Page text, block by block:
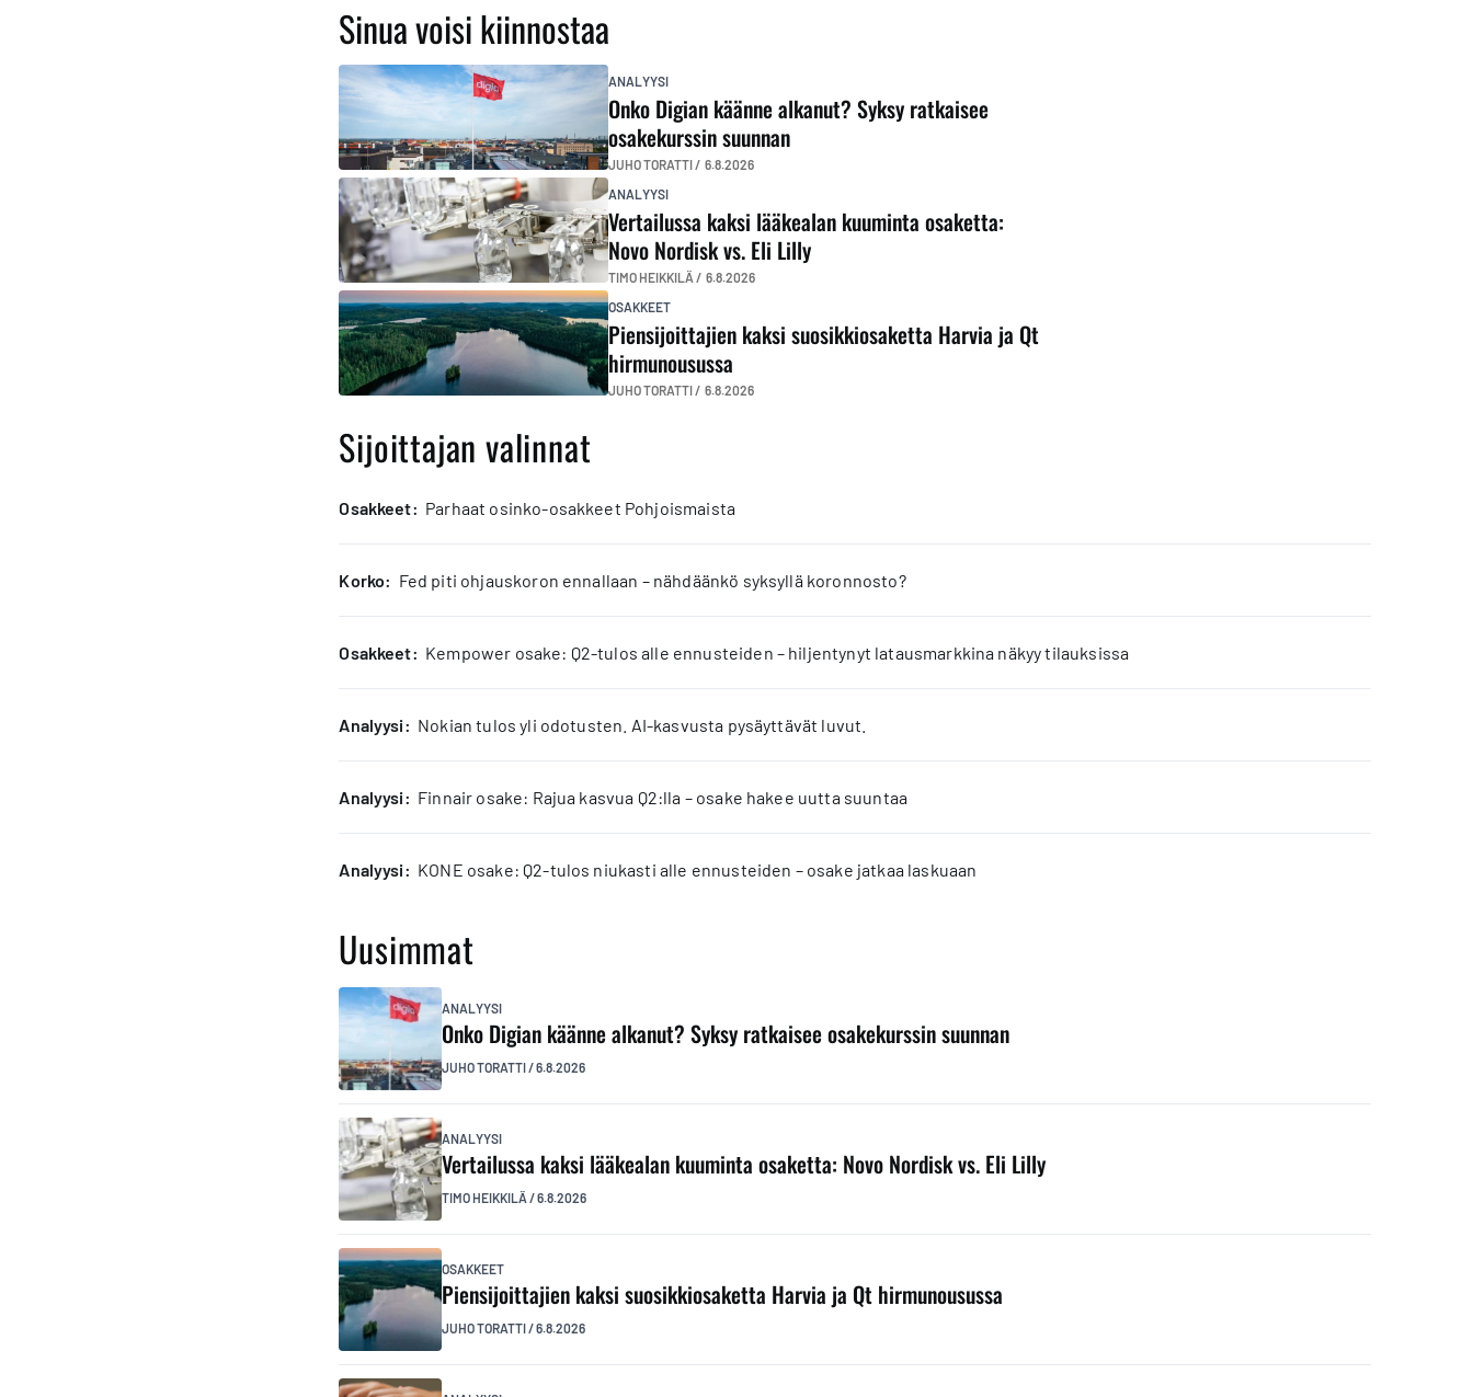
Sinua voisi kiinnostaa
ANALYYSI
Onko Digian käänne alkanut? Syksy ratkaisee
osakekurssin suunnan
JUHO TORATTI / 6.8.2026
ANALYYSI
Vertailussa kaksi lääkealan kuuminta osaketta:
Novo Nordisk vs. Eli Lilly
TIMO HEIKKILÄ / 6.8.2026
OSAKKEET
Piensijoittajien kaksi suosikkiosaketta Harvia ja Qt
hirmunousussa
JUHO TORATTI / 6.8.2026
Sijoittajan valinnat
osakkeet: Parhaat osinko-osakkeet Pohjoismaista
korko: Fed piti ohjauskoron ennallaan – nähdäänkö syksyllä koronnosto?
osakkeet: Kempower osake: Q2-tulos alle ennusteiden – hiljentynyt latausmarkkina näkyy tilauksissa
analyysi: Nokian tulos yli odotusten. AI-kasvusta pysäyttävät luvut.
analyysi: Finnair osake: Rajua kasvua Q2:lla – osake hakee uutta suuntaa
analyysi: KONE osake: Q2-tulos niukasti alle ennusteiden – osake jatkaa laskuaan
Uusimmat
ANALYYSI
Onko Digian käänne alkanut? Syksy ratkaisee osakekurssin suunnan
JUHO TORATTI/6.8.2026
ANALYYSI
Vertailussa kaksi lääkealan kuuminta osaketta: Novo Nordisk vs. Eli Lilly
TIMO HEIKKILÄ /6.8.2026
OSAKKEET
Piensijoittajien kaksi suosikkiosaketta Harvia ja Qt hirmunousussa
JUHO TORATTI/6.8.2026